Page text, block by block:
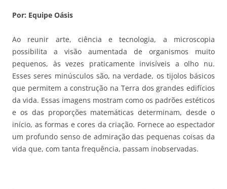
Por: Equipe Oásis
Ao reunir arte, ciência e tecnologia, a microscopia
possibilita a visão aumentada de organismos muito
pequenos, às vezes praticamente invisíveis a olho nu.
Esses seres minúsculos são, na verdade, os tijolos básicos
que permitem a construção na Terra dos grandes edifícios
da vida. Essas imagens mostram como os padrões estéticos
e os das proporções matemáticas determinam, desde o
início, as formas e cores da criação. Fornece ao espectador
um profundo senso de admiração das pequenas coisas da
vida que, com tanta frequência, passam inobservadas.